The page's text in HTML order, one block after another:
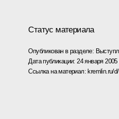
Статус материала
Опубликован в разделе:
Дата публикации: 24 января
Ссылка на материал:kremlin.ru/